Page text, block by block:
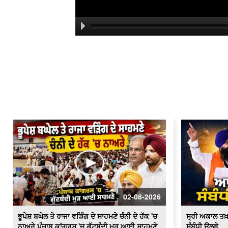
02-08-2026
ਭੂਪੇਸ਼ ਬਘੇਲ ਤੇ ਰਾਜਾ ਵੜਿੰਗ ਦੇ ਸਾਹਮਣੇ ਚੰਨੀ ਦੇ ਹੱਕ 'ਚ
ਸ੍ਰੀ ਅਕਾਲ